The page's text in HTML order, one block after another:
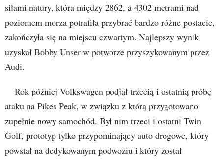
siłami natury, która między 2862, a 4302 metrami nad
poziomem morza potrafiła przybrać bardzo różne postacie,
zakończyła się na miejscu czwartym. Najlepszy wynik
uzyskał Bobby Unser w potworze przyszykowanym przez
Audi.
Rok później Volkswagen podjął trzecią i ostatnią próbę
ataku na Pikes Peak, w związku z którą przygotowano
zupełnie nowy samochód. Był nim trzeci i ostatni Twin
Golf, prototyp tylko przypominający auto drogowe, który
powstał na dedykowanym podwoziu i który został